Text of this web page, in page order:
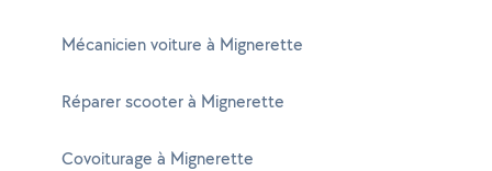
Mécanicien voiture à Mignerette
Réparer scooter à Mignerette
Covoiturage à Mignerette